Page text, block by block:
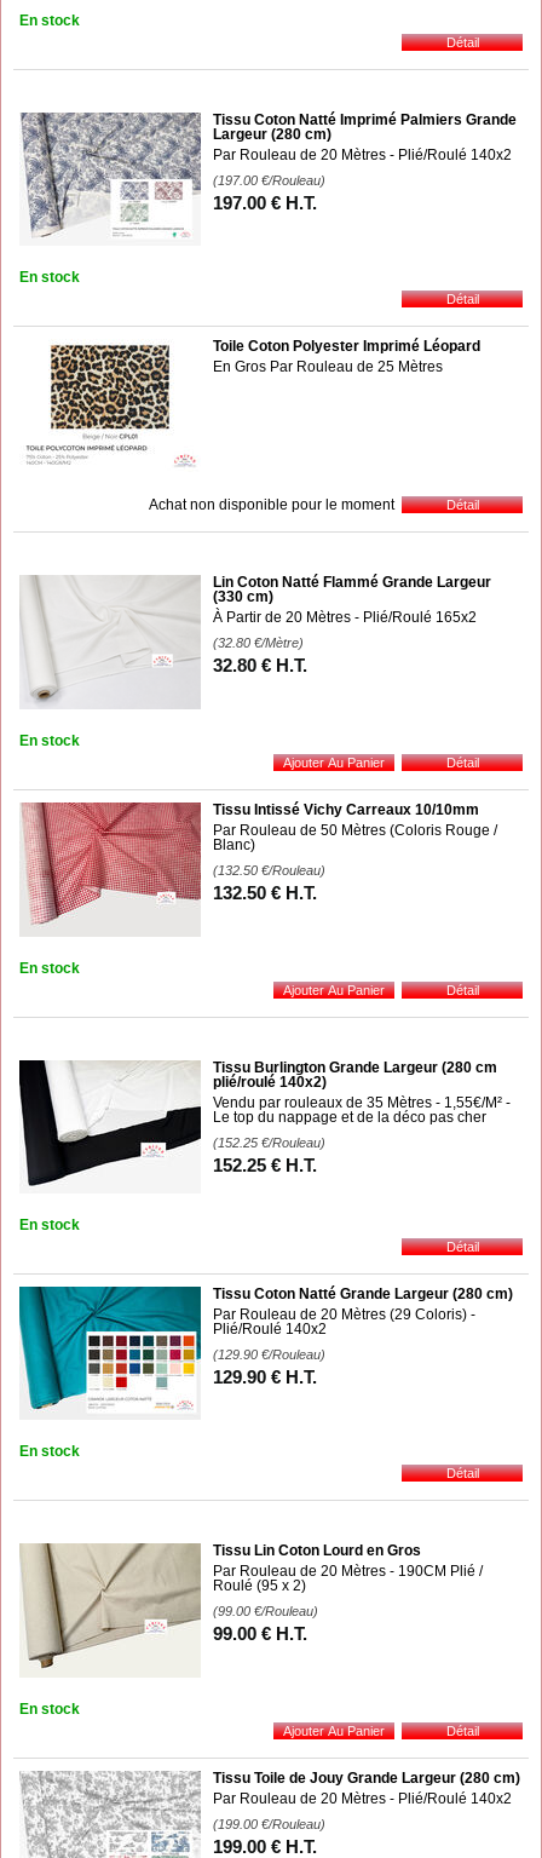
En stock
Tissu Coton Natté Imprimé Palmiers Grande
Largeur (280 cm)
Par Rouleau de 20 Mètres - Plié/Roulé 140x2
(197.00 €/Rouleau)
197.00 € H.T.
En stock
Toile Coton Polyester Imprimé Léopard
En Gros Par Rouleau de 25 Mètres
Achat non disponible pour le moment
Lin Coton Natté Flammé Grande Largeur
(330 cm)
À Partir de 20 Mètres - Plié/Roulé 165x2
(32.80 €/Mètre)
32.80 € H.T.
En stock
Tissu Intissé Vichy Carreaux 10/10mm
Par Rouleau de 50 Mètres (Coloris Rouge /
Blanc)
(132.50 €/Rouleau)
132.50 € H.T.
En stock
Tissu Burlington Grande Largeur (280 cm
plié/roulé 140x2)
Vendu par rouleaux de 35 Mètres - 1,55€/M² -
Le top du nappage et de la déco pas cher
(152.25 €/Rouleau)
152.25 € H.T.
En stock
Tissu Coton Natté Grande Largeur (280 cm)
Par Rouleau de 20 Mètres (29 Coloris) -
Plié/Roulé 140x2
(129.90 €/Rouleau)
129.90 € H.T.
En stock
Tissu Lin Coton Lourd en Gros
Par Rouleau de 20 Mètres - 190CM Plié /
Roulé (95 x 2)
(99.00 €/Rouleau)
99.00 € H.T.
En stock
Tissu Toile de Jouy Grande Largeur (280 cm)
Par Rouleau de 20 Mètres - Plié/Roulé 140x2
(199.00 €/Rouleau)
199.00 € H.T.